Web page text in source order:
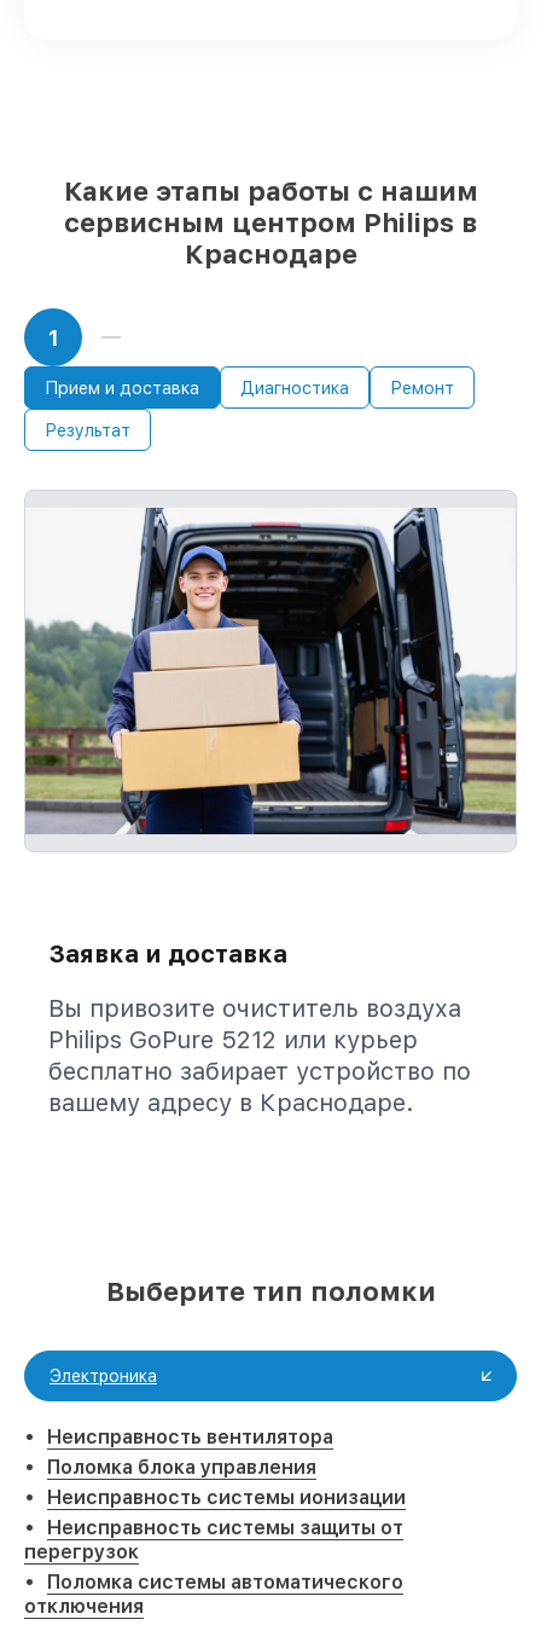
Какие этапы работы с нашим
сервисным центром Philips в
Краснодаре
1
Прием и доставка Диагностика Ремонт
Результат
Заявка и доставка
Вы привозите очиститель воздуха
Philips GoPure 5212 или курьер
бесплатно забирает устройство по
вашему адресу в Краснодаре.
Выберите тип поломки
Электроника
Неисправность вентилятора
Поломка блока управления
Неисправность системы ионизации
Неисправность системы защиты от
перегрузок
Поломка системы автоматического
отключения